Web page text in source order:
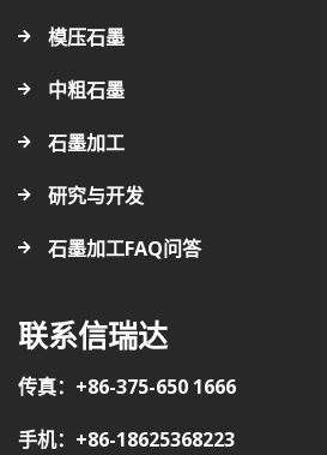
模压石墨
中粗石墨
石墨加工
研究与开发
石墨加工FAQ问答
联系信瑞达
传真：+86-375-650 1666
手机：+86-18625368223